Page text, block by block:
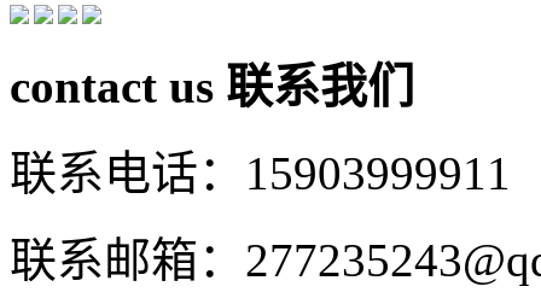
contact us 联系我们
联系电话：15903999911
联系邮箱：